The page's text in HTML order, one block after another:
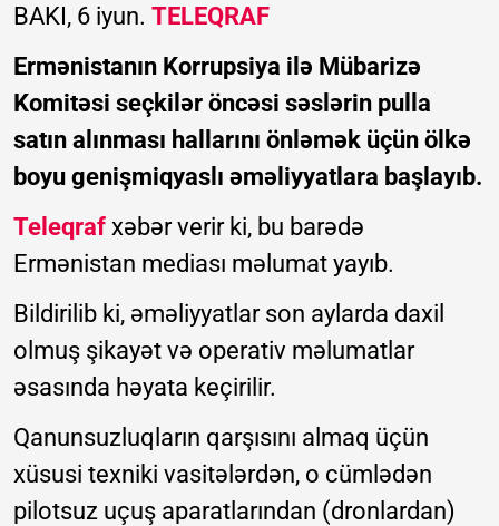
BAKI, 6 iyun. TELEQRAF
Ermənistanın Korrupsiya ilə Mübarizə
Komitəsi seçkilər öncəsi səslərin pulla
satın alınması hallarını önləmək üçün ölkə
boyu genişmiqyaslı əməliyyatlara başlayıb.
Teleqraf xəbər verir ki, bu barədə
Ermənistan mediası məlumat yayıb.
Bildirilib ki, əməliyyatlar son aylarda daxil
olmuş şikayət və operativ məlumatlar
əsasında həyata keçirilir.
Qanunsuzluqların qarşısını almaq üçün
xüsusi texniki vasitələrdən, o cümlədən
pilotsuz uçuş aparatlarından (dronlardan)